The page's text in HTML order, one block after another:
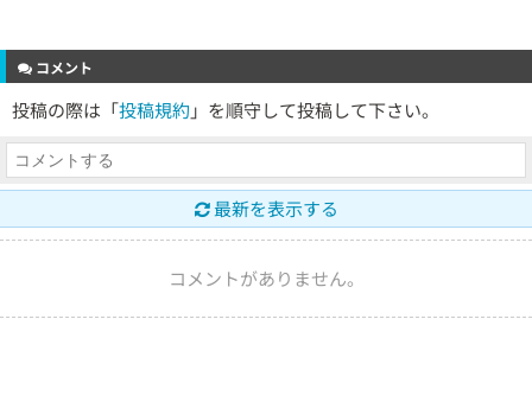
コメント
投稿の際は「投稿規約 」を順守して投稿して下さい。
最新を表示する
コメントがありません。